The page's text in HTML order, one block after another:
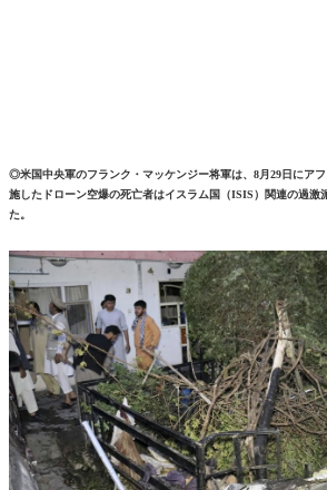
◎米国中央軍のフランク・マッケンジー将軍は、8月29日にア
施したドローン空爆の死亡者はイスラム国（ISIS）関連の過激
た。